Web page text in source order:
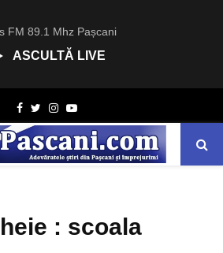
FM 89.1 Mhz Pașcani
ASCULTĂ LIVE
Facebook
TwitterInstagram
Youtube
: scoala